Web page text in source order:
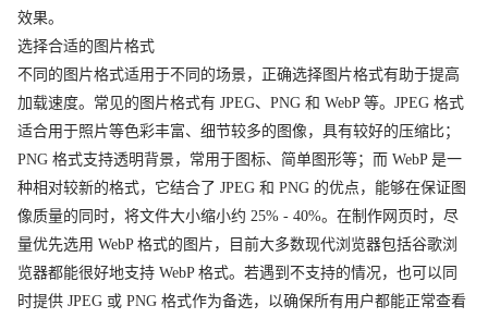
效果。
选择合适的图片格式
不同的图片格式适用于不同的场景，正确选择图片格式有助于提高
加载速度。常见的图片格式有 JPEG、PNG 和 WebP 等。JPEG 格式
适合用于照片等色彩丰富、细节较多的图像，具有较好的压缩比；
PNG 格式支持透明背景，常用于图标、简单图形等；而 WebP 是一
种相对较新的格式，它结合了 JPEG 和 PNG 的优点，能够在保证图
像质量的同时，将文件大小缩小约 25% - 40%。在制作网页时，尽
量优先选用 WebP 格式的图片，目前大多数现代浏览器包括谷歌浏
览器都能很好地支持 WebP 格式。若遇到不支持的情况，也可以同
时提供 JPEG 或 PNG 格式作为备选，以确保所有用户都能正常查看